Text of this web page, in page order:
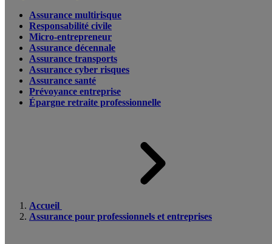
Assurance multirisque
Responsabilité civile
Micro-entrepreneur
Assurance décennale
Assurance transports
Assurance cyber risques
Assurance santé
Prévoyance entreprise
Épargne retraite professionnelle
Accueil
Assurance pour professionnels et entreprises